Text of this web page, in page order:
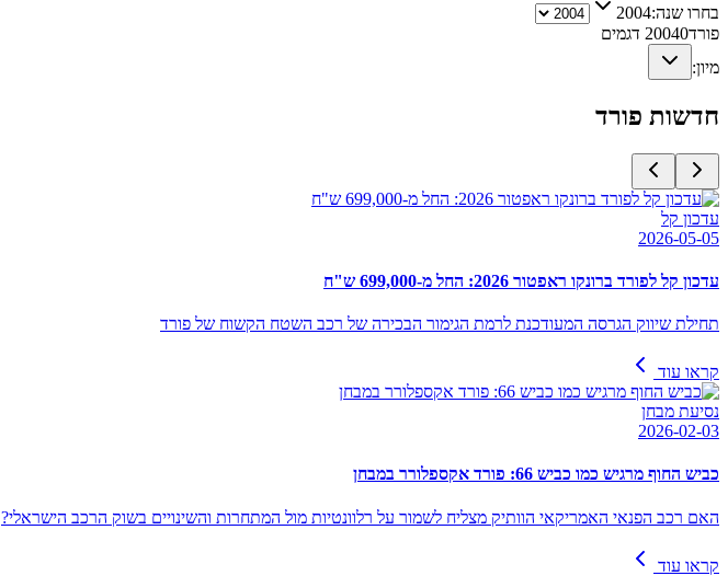
בחרו שנה:2004
פורד 20040
דגמים
מיון:
חדשות פורד
עדכון קל
2026-05-05
עדכון קל לפורד ברונקו ראפטור 2026: החל מ-699,000 ש"ח
תחילת שיווק הגרסה המעודכנת לרמת הגימור הבכירה של רכב השטח הקשוח של פורד
קראו עוד
נסיעת מבחן
2026-02-03
כביש החוף מרגיש כמו כביש 66: פורד אקספלורר במבחן
האם רכב הפנאי האמריקאי הוותיק מצליח לשמור על רלוונטיות מול המתחרות והשינויים בשוק הרכב הישראלי?
קראו עוד